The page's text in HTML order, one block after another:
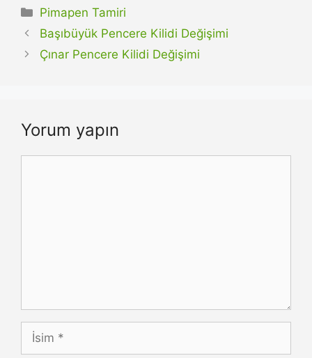
Kategoriler
Pimapen Tamiri
Başıbüyük Pencere Kilidi Değişimi
Çınar Pencere Kilidi Değişimi
Yorum yapın
İsim